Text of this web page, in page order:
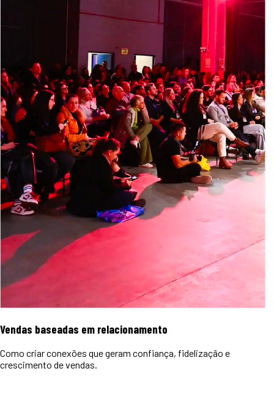
Vendas baseadas em relacionamento
Como criar conexões que geram confiança, fidelização e
crescimento de vendas.